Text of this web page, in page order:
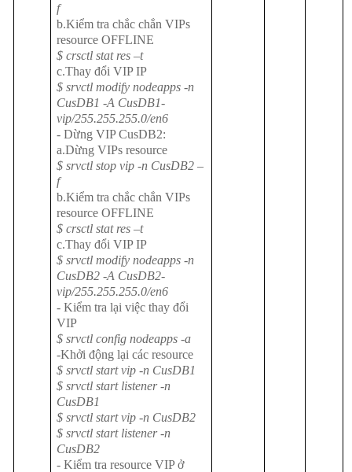
f
b.Kiểm tra chắc chắn VIPs
resource OFFLINE
$ crsctl stat res –t
c.Thay đổi VIP IP
$ srvctl modify nodeapps -n
CusDB1 -A CusDB1-
vip/255.255.255.0/en6
- Dừng VIP CusDB2:
a.Dừng VIPs resource
$ srvctl stop vip -n CusDB2 –
f
b.Kiểm tra chắc chắn VIPs
resource OFFLINE
$ crsctl stat res –t
c.Thay đổi VIP IP
$ srvctl modify nodeapps -n
CusDB2 -A CusDB2-
vip/255.255.255.0/en6
- Kiểm tra lại việc thay đổi
VIP
$ srvctl config nodeapps -a
-Khởi động lại các resource
$ srvctl start vip -n CusDB1
$ srvctl start listener -n
CusDB1
$ srvctl start vip -n CusDB2
$ srvctl start listener -n
CusDB2
- Kiểm tra resource VIP ở